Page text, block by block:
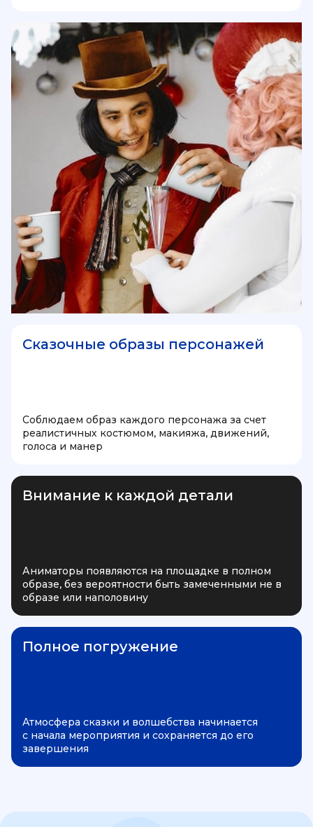
Сказочные образы персонажей
Соблюдаем образ каждого персонажа за счет
реалистичных костюмом, макияжа, движений,
голоса и манер
Внимание к каждой детали
Аниматоры появляются на площадке в полном
образе, без вероятности быть замеченными не в
образе или наполовину
Полное погружение
Атмосфера сказки и волшебства начинается
с начала мероприятия и сохраняется до его
завершения